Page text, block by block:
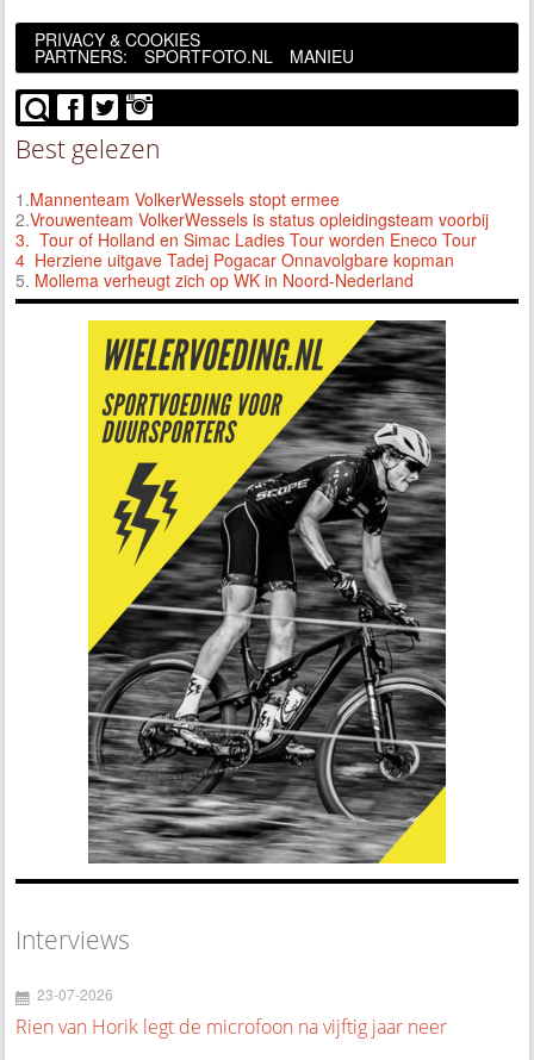
PRIVACY & COOKIES
PARTNERS: SPORTFOTO.NL MANIEU
Best gelezen
1.Mannenteam VolkerWessels stopt ermee
2.Vrouwenteam VolkerWessels is status opleidingsteam voorbij
3. Tour of Holland en Simac Ladies Tour worden Eneco Tour
4 Herziene uitgave Tadej Pogacar Onnavolgbare kopman
5. Mollema verheugt zich op WK in Noord-Nederland
Interviews
23-07-2026
Rien van Horik legt de microfoon na vijftig jaar neer